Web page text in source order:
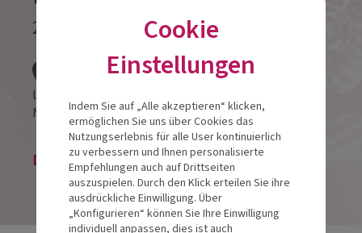
22.11.2025
Lindner Hotel Hamburg Am Michel - JDV by Hyatt
Neanderstraße 20 20459Hamburg
Die Veranstaltung ist beendet.
Cookie
Einstellungen
Indem Sie auf „Alle akzeptieren“ klicken,
ermöglichen Sie uns über Cookies das
Nutzungserlebnis für alle User kontinuierlich
zu verbessern und Ihnen personalisierte
Empfehlungen auch auf Drittseiten
auszuspielen. Durch den Klick erteilen Sie ihre
ausdrückliche Einwilligung. Über
„Konfigurieren“ können Sie Ihre Einwilligung
individuell anpassen, dies ist auch